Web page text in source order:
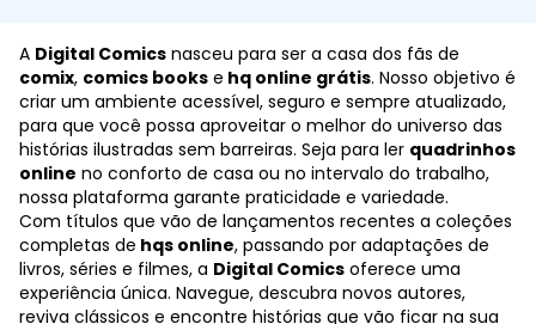
A Digital Comics nasceu para ser a casa dos fãs de
comix, comics books e hq online grátis. Nosso objetivo é
criar um ambiente acessível, seguro e sempre atualizado,
para que você possa aproveitar o melhor do universo das
histórias ilustradas sem barreiras. Seja para ler quadrinhos
online no conforto de casa ou no intervalo do trabalho,
nossa plataforma garante praticidade e variedade.
Com títulos que vão de lançamentos recentes a coleções
completas de hqs online, passando por adaptações de
livros, séries e filmes, a Digital Comics oferece uma
experiência única. Navegue, descubra novos autores,
reviva clássicos e encontre histórias que vão ficar na sua